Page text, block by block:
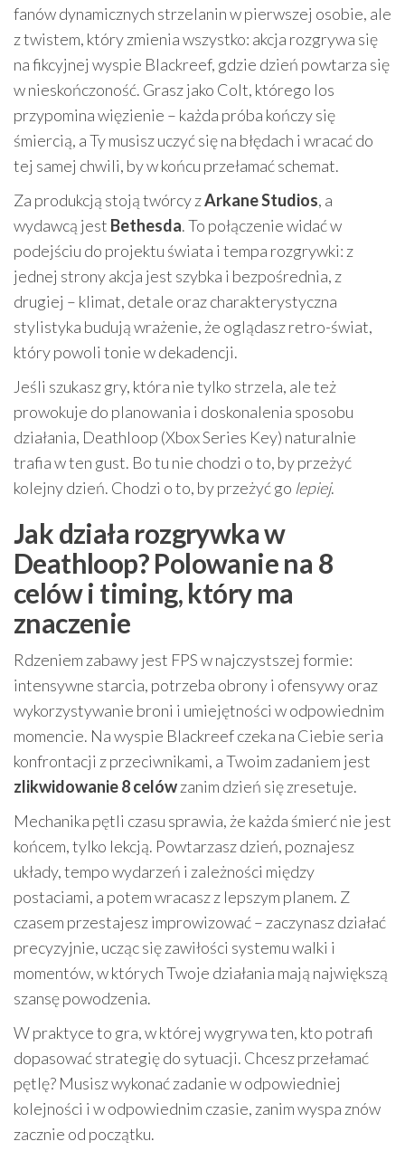
fanów dynamicznych strzelanin w pierwszej osobie, ale
z twistem, który zmienia wszystko: akcja rozgrywa się
na fikcyjnej wyspie Blackreef, gdzie dzień powtarza się
w nieskończoność. Grasz jako Colt, którego los
przypomina więzienie – każda próba kończy się
śmiercią, a Ty musisz uczyć się na błędach i wracać do
tej samej chwili, by w końcu przełamać schemat.
Za produkcją stoją twórcy zArkane Studios, a
wydawcą jest Bethesda. To połączenie widać w
podejściu do projektu świata i tempa rozgrywki: z
jednej strony akcja jest szybka i bezpośrednia, z
drugiej – klimat, detale oraz charakterystyczna
stylistyka budują wrażenie, że oglądasz retro-świat,
który powoli tonie w dekadencji.
Jeśli szukasz gry, która nie tylko strzela, ale też
prowokuje do planowania i doskonalenia sposobu
działania, Deathloop (Xbox Series Key) naturalnie
trafia w ten gust. Bo tu nie chodzi o to, by przeżyć
kolejny dzień. Chodzi o to, by przeżyć go lepiej.
Jak działa rozgrywka w
Deathloop? Polowanie na 8
celów i timing, który ma
znaczenie
Rdzeniem zabawy jest FPS w najczystszej formie:
intensywne starcia, potrzeba obrony i ofensywy oraz
wykorzystywanie broni i umiejętności w odpowiednim
momencie. Na wyspie Blackreef czeka na Ciebie seria
konfrontacji z przeciwnikami, a Twoim zadaniem jest
zlikwidowanie 8 celówzanim dzień się zresetuje.
Mechanika pętli czasu sprawia, że każda śmierć nie jest
końcem, tylko lekcją. Powtarzasz dzień, poznajesz
układy, tempo wydarzeń i zależności między
postaciami, a potem wracasz z lepszym planem. Z
czasem przestajesz improwizować – zaczynasz działać
precyzyjnie, ucząc się zawiłości systemu walki i
momentów, w których Twoje działania mają największą
szansę powodzenia.
W praktyce to gra, w której wygrywa ten, kto potrafi
dopasować strategię do sytuacji. Chcesz przełamać
pętlę? Musisz wykonać zadanie w odpowiedniej
kolejności i w odpowiednim czasie, zanim wyspa znów
zacznie od początku.